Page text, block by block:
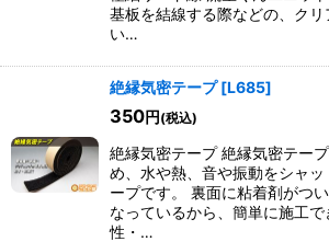
基板を結線する際などの、ク
い…
絶縁気密テープ [L685]
350円(税込)
絶縁気密テープ 絶縁気密テー
め、水や熱、音や振動をシャ
ープです。 裏面に粘着剤がつ
なっているから、簡単に施工で
性・…